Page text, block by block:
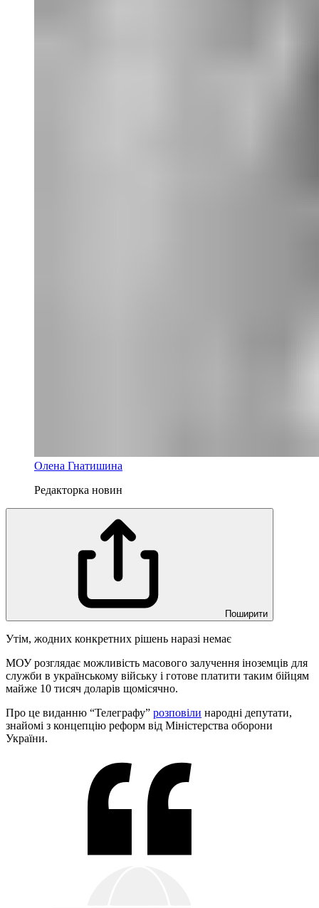
Олена Гнатишина
Редакторка новин
Поширити
Утім, жодних конкретних рішень наразі немає
МОУ розглядає можливість масового залучення іноземців для
служби в українському війську і готове платити таким бійцям
майже 10 тисяч доларів щомісячно.
Про це виданню “Телеграфу” розповіли народні депутати,
знайомі з концепцію реформ від Міністерства оборони
України.